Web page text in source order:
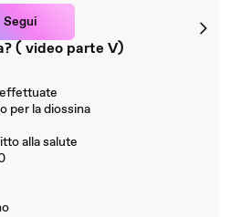
Segui
Si può morire di diossina? ( video parte V)
per la diossina
alla salute